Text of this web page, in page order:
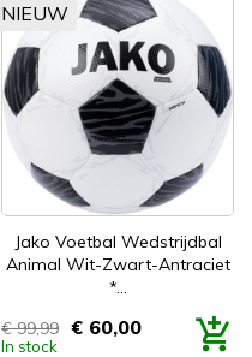
Jako Voetbal Wedstrijdbal
Animal Wit-Zwart-Antraciet
*...
Prijs
€ 99,99 € 60,00
In stock
NIEUW